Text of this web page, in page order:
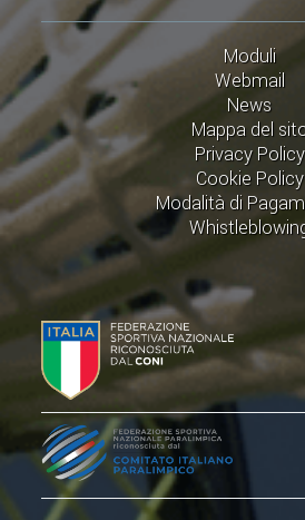
Moduli
Webmail
News
Mappa del
Privacy Policy
Cookie Policy
Modalità di
CLASSIFICHE
ATLETI
SCHEDE ATLETI
PROMOZIONE
NUOVI GIOCHI
TROFEO CONI
ENTI DI
PROGETTI CONI
PROGETTI
FORMAZIONE